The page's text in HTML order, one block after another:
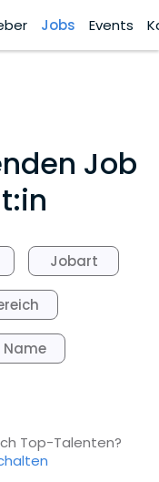
Jobs Events
Job
Jobart
Top-Talenten?